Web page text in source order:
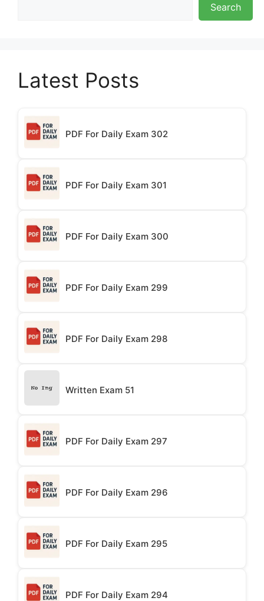
Search
Latest Posts
PDF For Daily Exam 302
PDF For Daily Exam 301
PDF For Daily Exam 300
PDF For Daily Exam 299
PDF For Daily Exam 298
Written Exam 51
PDF For Daily Exam 297
PDF For Daily Exam 296
PDF For Daily Exam 295
PDF For Daily Exam 294